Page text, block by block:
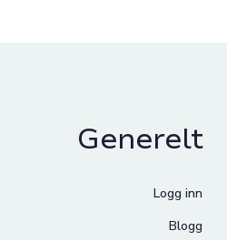
Generelt
Logg inn
Blogg